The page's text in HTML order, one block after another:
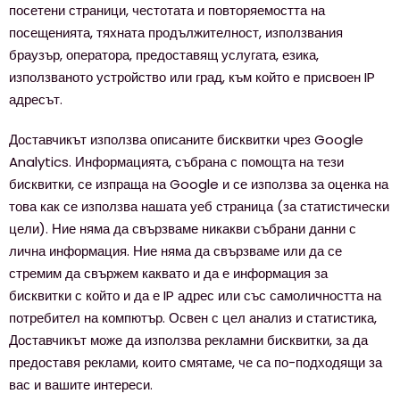
посетени страници, честотата и повторяемостта на
посещенията, тяхната продължителност, използвания
браузър, оператора, предоставящ услугата, езика,
използваното устройство или град, към който е присвоен IP
адресът.
Доставчикът използва описаните бисквитки чрез Google
Analytics. Информацията, събрана с помощта на тези
бисквитки, се изпраща на Google и се използва за оценка на
това как се използва нашата уеб страница (за статистически
цели). Ние няма да свързваме никакви събрани данни с
лична информация. Ние няма да свързваме или да се
стремим да свържем каквато и да е информация за
бисквитки с който и да е IP адрес или със самоличността на
потребител на компютър. Освен с цел анализ и статистика,
Доставчикът може да използва рекламни бисквитки, за да
предоставя реклами, които смятаме, че са по-подходящи за
вас и вашите интереси.